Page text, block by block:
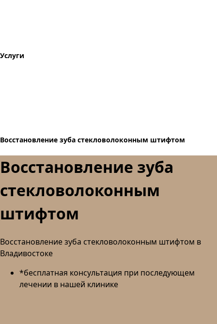
Услуги
Восстановление зуба стекловолоконным штифтом
Восстановление зуба
стекловолоконным
штифтом
Восстановление зуба стекловолоконным штифтом в
Владивостоке
*бесплатная консультация при последующем
лечении в нашей клинике